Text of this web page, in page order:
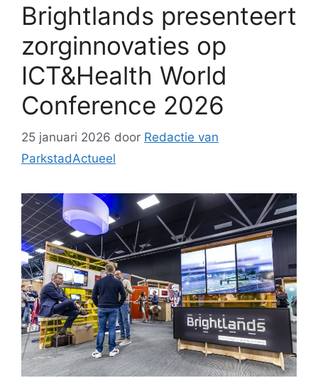
Brightlands presenteert
zorginnovaties op
ICT&Health World
Conference 2026
25 januari 2026 door Redactie van
ParkstadActueel